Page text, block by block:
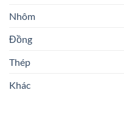
Nhôm
Đồng
Thép
Khác